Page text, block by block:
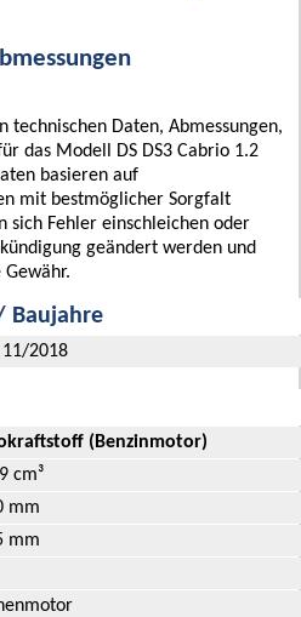
technischen Daten, Abmessungen,
das Modell DS DS3 Cabrio 1.2
basieren auf
mit bestmöglicher Sorgfalt
sich Fehler einschleichen oder
geändert werden und
Baujahre
2018
(Benzinmotor)
cm³
mm
mm